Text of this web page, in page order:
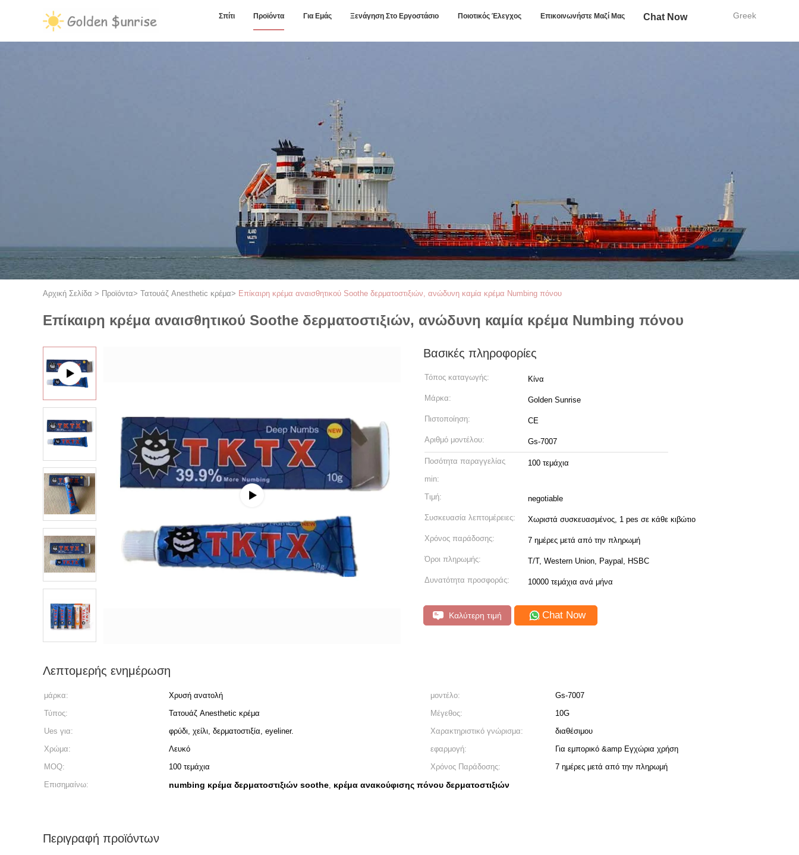
Greek
Σπίτι Προϊόντα Για Εμάς Ξενάγηση Στο Εργοστάσιο Ποιοτικός Έλεγχος Επικοινωνήστε Μαζί Μας Chat Now
Αρχική Σελίδα > Προϊόντα> Τατουάζ Anesthetic κρέμα> Επίκαιρη κρέμα αναισθητικού Soothe δερματοστιξιών, ανώδυνη καμία κρέμα Numbing πόνου
Επίκαιρη κρέμα αναισθητικού Soothe δερματοστιξιών, ανώδυνη καμία κρέμα Numbing πόνου
Βασικές πληροφορίες
Τόπος καταγωγής: Κίνα
Μάρκα: Golden Sunrise
Πιστοποίηση: CE
Αριθμό μοντέλου: Gs-7007
Ποσότητα παραγγελίας
min:
100 τεμάχια
Τιμή: negotiable
Συσκευασία λεπτομέρειες: Χωριστά συσκευασμένος, 1 pes σε κάθε κιβώτιο
Χρόνος παράδοσης: 7 ημέρες μετά από την πληρωμή
Όροι πληρωμής: T/T, Western Union, Paypal, HSBC
Δυνατότητα προσφοράς: 10000 τεμάχια ανά μήνα
Καλύτερη τιμή Chat Now
Λεπτομερής ενημέρωση
μάρκα: Χρυσή ανατολή μοντέλο:
Gs-7007
Τύπος:
Τατουάζ Anesthetic κρέμα Μέγεθος:
10G
Ues για:
φρύδι, χείλι, δερματοστιξία, eyeliner. Χαρακτηριστικό γνώρισμα:
διαθέσιμου
Χρώμα:
Λευκό εφαρμογή:
Για εμπορικό &amp Εγχώρια χρήση
MOQ:
100 τεμάχια Χρόνος Παράδοσης:
7 ημέρες μετά από την πληρωμή
Επισημαίνω:
numbing κρέμα δερματοστιξιών soothe, κρέμα ανακούφισης πόνου δερματοστιξιών
Περιγραφή προϊόντων